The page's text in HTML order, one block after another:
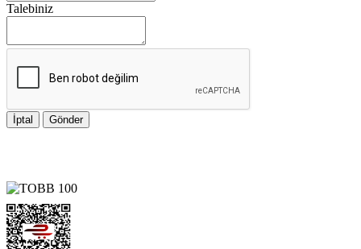
Talebiniz
İptal Gönder